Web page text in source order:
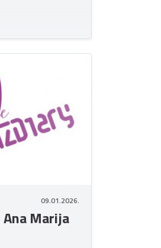
09.01.2026.
Marija